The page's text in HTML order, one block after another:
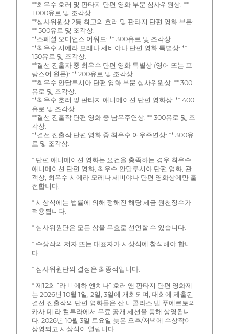
**최우수 호러 및 판타지 단편 영화 부문 심사위원상: **
1,000유로 및 조각상.
**심사위원상 2등 최고의 호러 및 판타지 단편 영화 부문:
** 500유로 및 조각상.
**스페셜 오디언스 어워드: ** 300유로 및 조각상.
**최우수 시에라 모레나 세비야나 단편 영화 특별상: **
150유로 및 조각상.
**결선 진출자 중 최우수 단편 영화 특별상 (영어 또는 프
랑스어 원문): ** 200유로 및 조각상.
**최우수 안달루시아 단편 영화 부문 심사위원상: ** 300
유로 및 조각상.
**최우수 호러 및 판타지 애니메이션 단편 영화상: ** 400
유로 및 조각상.
**결선 진출작 단편 영화 중 남우주연상: ** 300유로 및 조
각상.
**결선 진출작 단편 영화 중 최우수 여우주연상: ** 300유
로 및 조각상.
* 단편 애니메이션 영화는 요건을 충족하는 경우 최우수
애니메이션 단편 영화, 최우수 안달루시아 단편 영화, 관
객상, 최우수 시에라 모레나 세비야나 단편 영화상에만 출
전합니다.
* 시상식에는 법률에 의해 정해진 해당 세금 원천징수가
적용됩니다.
* 심사위원단은 모든 상을 무효로 선언할 수 있습니다.
* 수상작의 저자 또는 대표자가 시상식에 참석해야 합니
다.
* 심사위원단의 결정은 최종적입니다.
* 제12회 “라 비에하 엔치나” 호러 앤 판타지 단편 영화제
는 2026년 10월 1일, 2일, 3일에 개최되며, 대회에 제출된
결선 진출작의 단편 영화들은 산 니콜라스 델 푸에르토의
카사 데 라 컬투라에서 무료 공개 세션을 통해 상영됩니
다. 2026년 10월 3일 토요일 늦은 오후/저녁에 수상작이
상영되고 시상식이 열립니다.